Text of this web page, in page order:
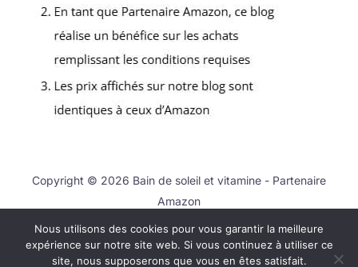
Copyright © 2026 Bain de soleil et vitamine - Partenaire
Amazon
Contact
Mentions légales
Nous utilisons des cookies pour vous garantir la meilleure
expérience sur notre site web. Si vous continuez à utiliser ce
site, nous supposerons que vous en êtes satisfait.